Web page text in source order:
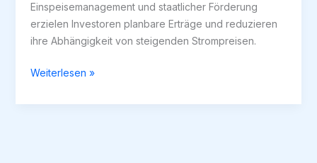
Einspeisemanagement und staatlicher Förderung
erzielen Investoren planbare Erträge und reduzieren
ihre Abhängigkeit von steigenden Strompreisen.
Warum
ein
Weiterlesen »